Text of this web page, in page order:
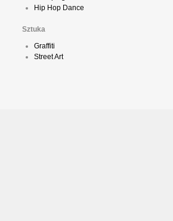
Hip Hop Dance
Sztuka
Graffiti
Street Art